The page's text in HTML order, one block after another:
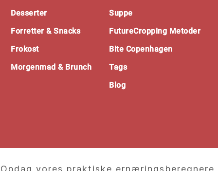
Desserter
Forretter & Snacks
Frokost
Morgenmad & Brunch
Suppe
FutureCropping Metoder
Bite Copenhagen
Tags
Blog
Opdag vores praktiske ernæringsberegnere,